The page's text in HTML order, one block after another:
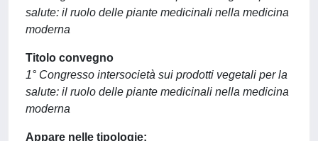
salute: il ruolo delle piante medicinali nella medicina
moderna
Titolo convegno
1° Congresso intersocietà sui prodotti vegetali per la
salute: il ruolo delle piante medicinali nella medicina
moderna
Appare nelle tipologie: